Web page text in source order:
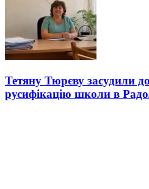
Тетяну Тюрєву засудили
русифікацію школи в